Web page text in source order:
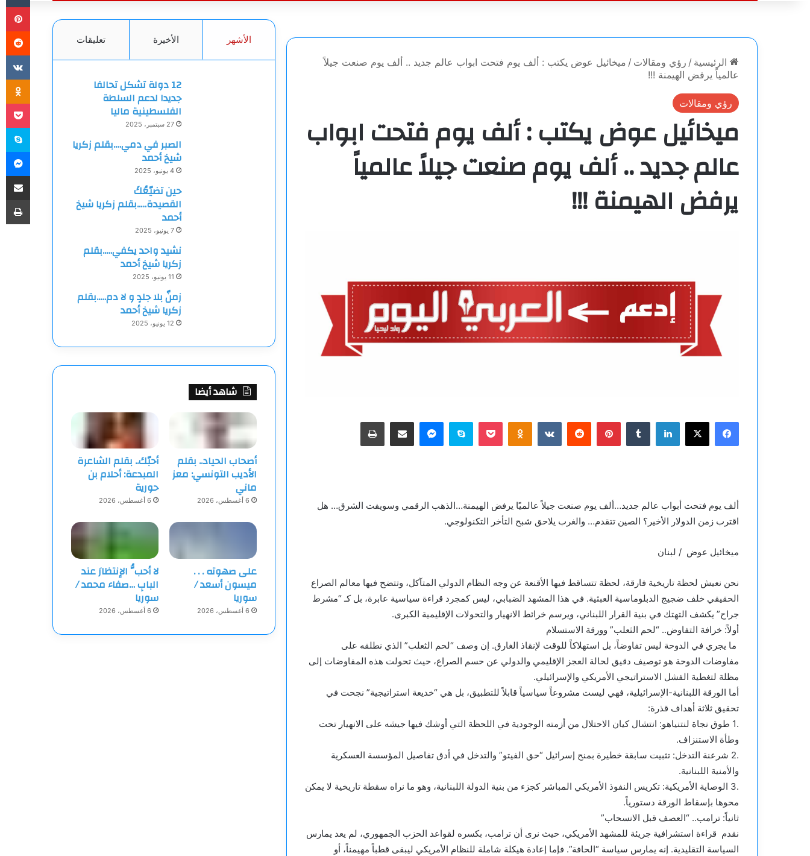
عن
الرئيسية / رؤي ومقالات / ميخائيل عوض يكتب : ألف يوم فتحت ابواب عالم جديد .. ألف يوم صنعت جيلاً
عالمياً يرفض الهيمنة !!!
رؤي ومقالات
ميخائيل عوض يكتب : ألف يوم فتحت ابواب
عالم جديد .. ألف يوم صنعت جيلاً عالمياً
يرفض الهيمنة !!!
فيسبوك
‫X لينكدإن بينتيريست Odnoklassniki
‫Pocketسكايبماسنجرمشاركة عبر البريد طباعة
ألف يوم فتحت أبواب عالم جديد…ألف يوم صنعت جيلاً عالميًا يرفض الهيمنة…الذهب الرقمي وسويفت الشرق… هل
اقترب زمن الدولار الأخير؟ الصين تتقدم… والغرب يلاحق شبح التأخر التكنولوجي.
ميخائيل عوض / لبنان
نحن نعيش لحظة تاريخية فارقة، لحظة تتساقط فيها الأقنعة عن وجه النظام الدولي المتآكل، وتتضح فيها معالم الصراع
الحقيقي خلف ضجيج الدبلوماسية العبثية. في هذا المشهد الضبابي، ليس كمجرد قراءة سياسية عابرة، بل كـ “مشرط
جراح” يكشف التهتك في بنية القرار اللبناني، ويرسم خرائط الانهيار والتحولات الإقليمية الكبرى.
​أولاً: خرافة التفاوض.. “لحم الثعلب” وورقة الاستسلام
​ ما يجري في الدوحة ليس تفاوضاً، بل استهلاكاً للوقت لإنقاذ الغارق. إن وصف “لحم الثعلب” الذي نطلقه على
مفاوضات الدوحة هو توصيف دقيق لحالة العجز الإقليمي والدولي عن حسم الصراع، حيث تحولت هذه المفاوضات إلى
مظلة لتغطية الفشل الاستراتيجي الأمريكي والإسرائيلي.
​أما الورقة اللبنانية-الإسرائيلية، فهي ليست مشروعاً سياسياً قابلاً للتطبيق، بل هي “خديعة استراتيجية” نجحت في
تحقيق ثلاثة أهداف قذرة:
.1 ​طوق نجاة لنتنياهو: انتشال كيان الاحتلال من أزمته الوجودية في اللحظة التي أوشك فيها جيشه على الانهيار تحت
وطأة الاستنزاف.
.2 ​شرعنة التدخل: تثبيت سابقة خطيرة بمنح إسرائيل “حق الفيتو” والتدخل في أدق تفاصيل المؤسسة العسكرية
والأمنية اللبنانية.
.3 ​الوصاية الأمريكية: تكريس النفوذ الأمريكي المباشر كجزء من بنية الدولة اللبنانية، وهو ما نراه سقطة تاريخية لا يمكن
محوها بإسقاط الورقة دستورياً.
​ثانياً: ترامب.. “العصف قبل الانسحاب”
​نقدم قراءة استشرافية جريئة للمشهد الأمريكي، حيث نرى أن ترامب، بكسره لقواعد الحزب الجمهوري، لم يعد يمارس
السياسة التقليدية. إنه يمارس سياسة “الحافة”. فإما إعادة هيكلة شاملة للنظام الأمريكي ليبقى قطباً مهيمناً، أو
الأشهر الأخيرة تعليقات
12 دولة تشكل تحالفا
جديدا لدعم السلطة
الفلسطينية ماليا
27 سبتمبر، 2025
الصبر في دمي….بقلم زكريا
شيخ أحمد
4 يونيو، 2025
حين تضيّعُكَ
القصيدة…..بقلم زكريا شيخ
أحمد
7 يونيو، 2025
نشيد واحد يكفي…..بقلم
زكريا شيخ أحمد
11 يونيو، 2025
زمنٌ بلا جلدٍ و لا دم…..بقلم
زكريا شيخ أحمد
12 يونيو، 2025
شاهد أيضا
أصحاب الحياد.. بقلم
الأديب التونسي: معز
ماني
6 أغسطس، 2026
أحبّك.. بقلم الشاعرة
المبدعة: أحلام بن
حورية
6 أغسطس، 2026
على صهوته . . .
ميسون أسعد /
سوريا
6 أغسطس، 2026
لا أحبُّ الإنتظارَ عند
البابِ …صفاء محمد /
سوريا
6 أغسطس، 2026